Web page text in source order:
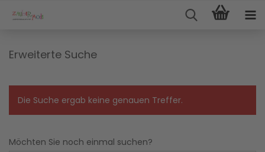
Erweiterte Suche
Die Suche ergab keine genauen Treffer.
Möchten Sie noch einmal suchen?